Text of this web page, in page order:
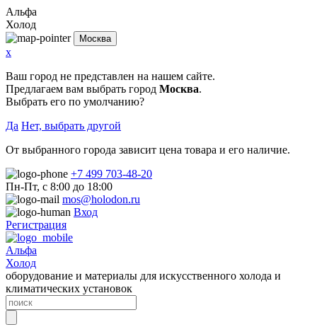
Альфа
Холод
Москва
x
Ваш город не представлен на нашем сайте.
Предлагаем вам выбрать город Москва.
Выбрать его по умолчанию?
Да Нет, выбрать другой
От выбранного города зависит цена товара и его наличие.
+7 499 703-48-20
Пн-Пт, с 8:00 до 18:00
mos@holodon.ru
Вход
Регистрация
Альфа
Холод
оборудование и материалы для искусственного холода и
климатических установок